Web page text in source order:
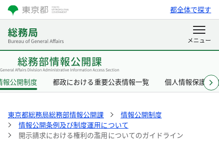
都全体で探す
報公開制度 都政における重要公表情報一覧 個人情報保護制
東京都総務局総務部情報公開課
情報公開制度
情報公開条例及び制度運用について
開示請求における権利の濫用についてのガイドライン